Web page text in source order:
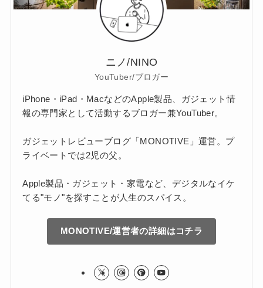
ニノ/NINO
YouTuber/ブロガー
iPhone・iPad・MacなどのApple製品、ガジェット情
報の専門家として活動するブロガー兼YouTuber。
ガジェットレビューブログ「MONOTIVE」運営。プ
ライベートでは2児の父。
Apple製品・ガジェット・家電など、デジタルなイケ
てる"モノ"を探すことが人生のスパイス。
MONOTIVE/運営者の詳細はコチラ